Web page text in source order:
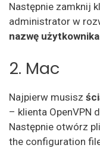
Następnie zamknij
administrator w
nazwę użytkownika
2. Mac
Najpierw musisz
– klienta OpenVPN
Następnie otwórz
the configuration